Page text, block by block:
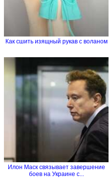
Как сшить изящный рукав с воланом
Илон Маск связывает завершение
боев на Украине с...